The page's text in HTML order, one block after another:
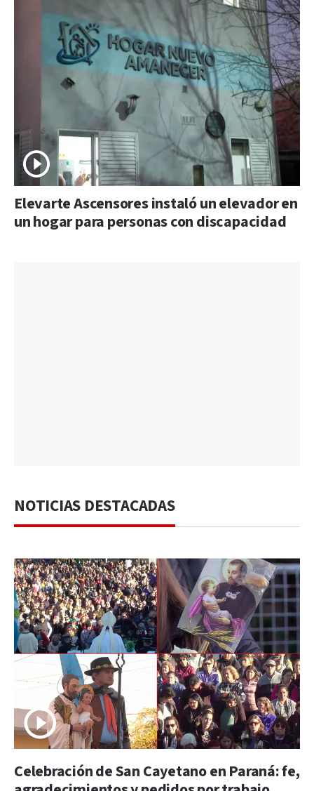
Elevarte Ascensores instaló un elevador en
un hogar para personas con discapacidad
NOTICIAS DESTACADAS
Celebración de San Cayetano en Paraná: fe,